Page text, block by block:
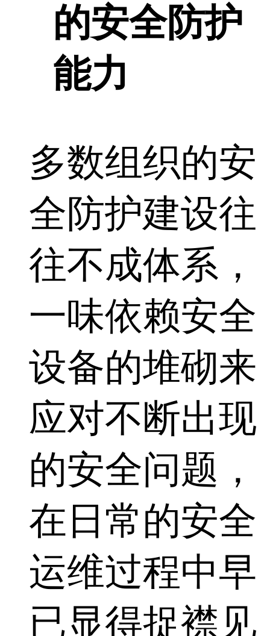
的安全防护
能力
多数组织的安
全防护建设往
往不成体系，
一味依赖安全
设备的堆砌来
应对不断出现
的安全问题，
在日常的安全
运维过程中早
已显得捉襟见